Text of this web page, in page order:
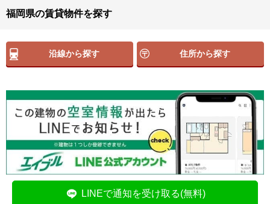
福岡県の賃貸物件を探す
沿線から探す 住所から探す
LINEで通知を受け取る(無料)